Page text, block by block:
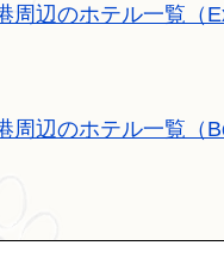
周辺のホテル一覧（
周辺のホテル一覧（